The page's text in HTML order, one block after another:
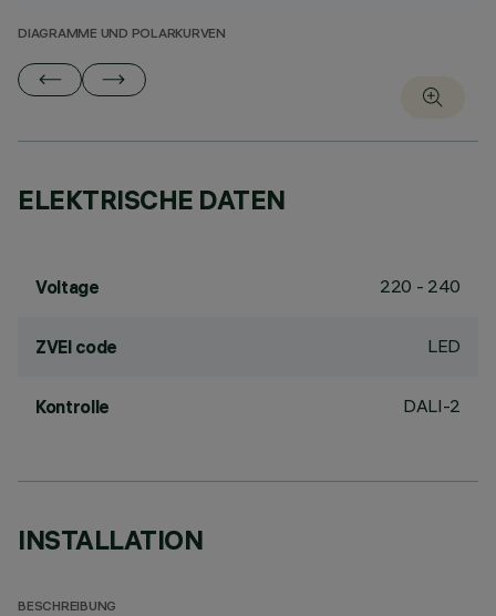
DIAGRAMME UND POLARKURVEN
ELEKTRISCHE DATEN
Voltage 220 - 240
ZVEI code LED
Kontrolle DALI-2
INSTALLATION
BESCHREIBUNG